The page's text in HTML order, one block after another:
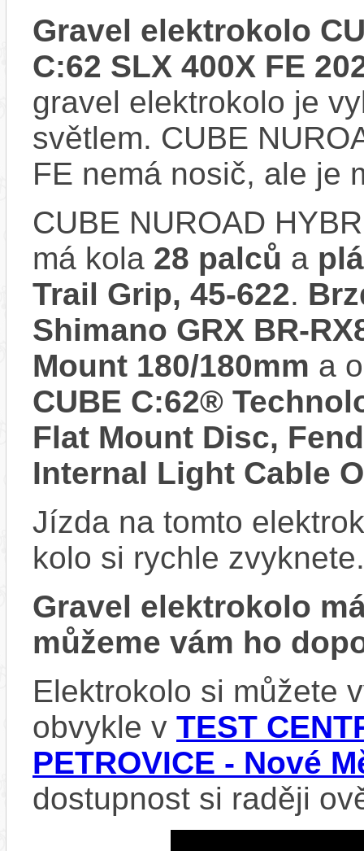
Gravel elektrokolo
C:62 SLX 400X FE
gravel elektrokolo je
světlem. CUBE
FE nemá nosič, ale je
CUBE NUROAD
má kola 28 palců a
Trail Grip, 45-622.
Shimano GRX BR-
Mount 180/180mm a
CUBE C:62®
Flat Mount Disc,
Internal Light Cable
Jízda na tomto
kolo si rychle zvyknete.
Gravel elektrokolo
můžeme vám ho
Elektrokolo si můžete
obvykle v TEST
PETROVICE - Nové
dostupnost si raději